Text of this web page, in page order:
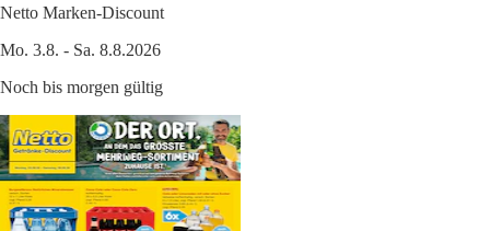
Netto Marken-Discount
Mo. 3.8. - Sa. 8.8.2026
Noch bis morgen gültig